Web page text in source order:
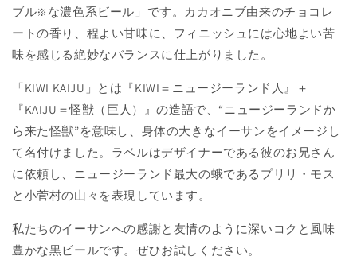
ブル※ な濃色系ビール」です。カカオニブ由来のチョコレ
ートの香り、程よい甘味に、フィニッシュには心地よい苦
味を感じる絶妙なバランスに仕上がりました。
「KIWI KAIJU」とは『KIWI＝ニュージーランド人』＋
『KAIJU＝怪獣（巨人）』の造語で、“ニュージーランドか
ら来た怪獣”を意味し、身体の大きなイーサンをイメージし
て名付けました。ラベルはデザイナーである彼のお兄さん
に依頼し、ニュージーランド最大の蛾であるプリリ・モス
と小菅村の山々を表現しています。
私たちのイーサンへの感謝と友情のように深いコクと風味
豊かな黒ビールです。ぜひお試しください。